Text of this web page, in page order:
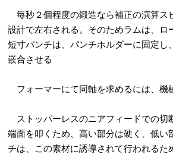
毎秒２個程度の鍛造なら補正の演算ス
設計で左右される。そのためラムは、ロ
短寸パンチは、パンチホルダーに固定
嵌合させる
フォーマーにて同軸を求めるには、機
ストッパーレスのニアフィードでの切
端面を叩くため、高い部分は硬く、低
チは、この素材に誘導されて行われるた